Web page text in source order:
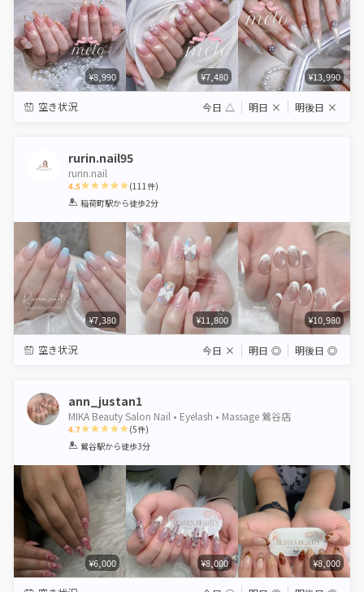
¥8,990 ¥7,480 ¥13,990
空き状況 今日 △ 明日 × 明後日 ×
rurin.nail95
rurin.nail
4.5
1 2 3 4 5
(111件)
稲荷町駅から徒歩2分
¥7,380 ¥11,800 ¥10,980
空き状況 今日 × 明日 ◎ 明後日 ◎
ann_justan1
MIKA Beauty Salon Nail • Eyelash • Massage 鶯谷店
4.7
1 2 3 4 5
(5件)
鶯谷駅から徒歩3分
¥6,000 ¥8,000 ¥8,000